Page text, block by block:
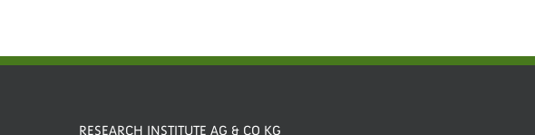
RESEARCH INSTITUTE AG & CO KG